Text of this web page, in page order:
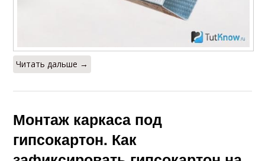
Читать дальше →
Монтаж каркаса под
гипсокартон. Как